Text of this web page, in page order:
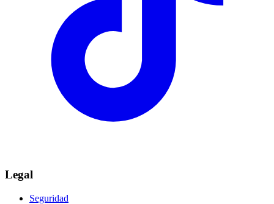
Legal
Seguridad